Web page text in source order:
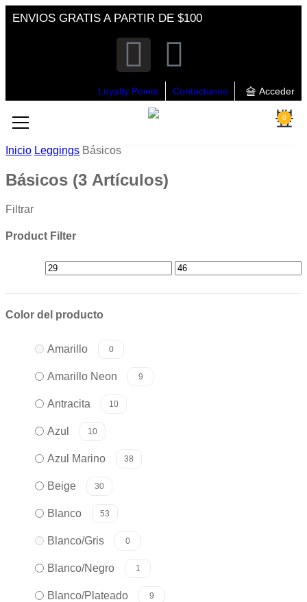
ENVIOS GRATIS A PARTIR DE $100
Loyalty Points Contáctanos Acceder
0
Inicio Leggings Básicos
Básicos (3 Artículos)
Filtrar
Product Filter
Color del producto
Amarillo 0
Amarillo Neon 9
Antracita 10
Azul 10
Azul Marino 38
Beige 30
Blanco 53
Blanco/Gris 0
Blanco/Negro 1
Blanco/Plateado 9